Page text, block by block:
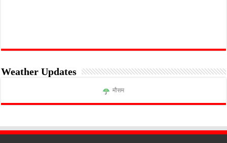
Weather Updates
मौसम